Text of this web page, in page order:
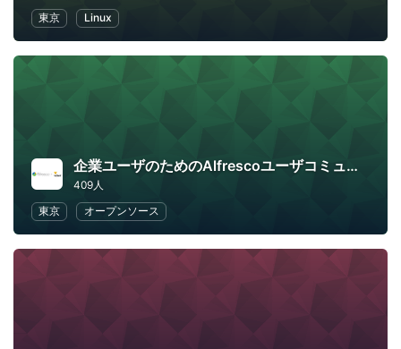
東京
Linux
企業ユーザのためのAlfrescoユーザコミュニティ
409人
東京
オープンソース